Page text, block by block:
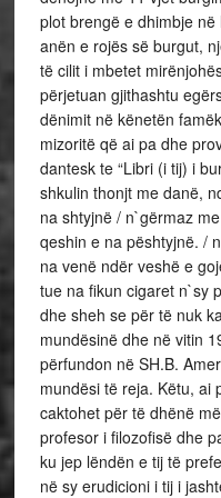
plot brengë e dhimbje
anën e rojës së burgut,
të cilit i mbetet
përjetuan gjithashtu
dënimit në kënetën
mizoritë që ai pa dhe
dantesk te “Libri (i tij) i
shkulin thonjt me danë,
na shtyjnë / n`gërmaz
qeshin e na pështyjnë. /
na venë ndër veshë e
tue na fikun cigaret n`sy
dhe sheh se për të nuk
mundësinë dhe në vitin
përfundon në SH.B.
mundësi të reja. Këtu, ai
caktohet për të dhënë
profesor i filozofisë dhe
ku jep lëndën e tij të
në sy erudicioni i tij i